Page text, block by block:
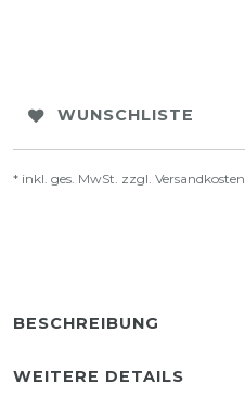
WUNSCHLISTE
* inkl. ges. MwSt. zzgl. Versandkosten
BESCHREIBUNG
WEITERE DETAILS